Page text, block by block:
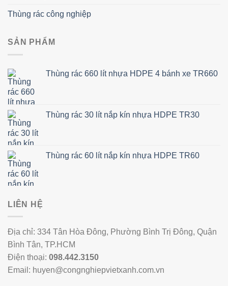
Thùng rác công nghiệp
SẢN PHẨM
Thùng rác 660 lít nhựa HDPE 4 bánh xe TR660
Thùng rác 30 lít nắp kín nhựa HDPE TR30
Thùng rác 60 lít nắp kín nhựa HDPE TR60
LIÊN HỆ
Địa chỉ: 334 Tân Hòa Đông, Phường Bình Trị Đông, Quận
Bình Tân, TP.HCM
Điện thoại: 098.442.3150
Email: huyen@congnghiepvietxanh.com.vn